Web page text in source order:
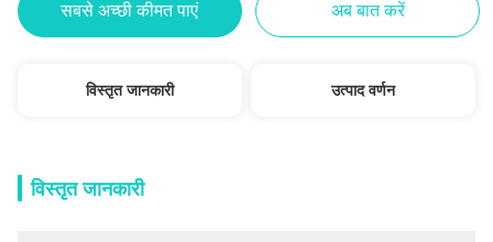
सबसे अच्छी कीमत पाएं अब बात करें
विस्तृत जानकारी उत्पाद वर्णन
विस्तृत जानकारी